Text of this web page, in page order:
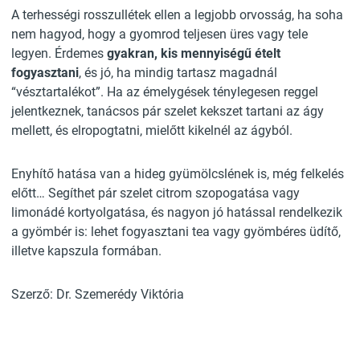
A terhességi rosszullétek ellen a legjobb orvosság, ha soha
nem hagyod, hogy a gyomrod teljesen üres vagy tele
legyen. Érdemes gyakran, kis mennyiségű ételt
fogyasztani, és jó, ha mindig tartasz magadnál
“vésztartalékot”. Ha az émelygések ténylegesen reggel
jelentkeznek, tanácsos pár szelet kekszet tartani az ágy
mellett, és elropogtatni, mielőtt kikelnél az ágyból.
Enyhítő hatása van a hideg gyümölcslének is, még felkelés
előtt… Segíthet pár szelet citrom szopogatása vagy
limonádé kortyolgatása, és nagyon jó hatással rendelkezik
a gyömbér is: lehet fogyasztani tea vagy gyömbéres üdítő,
illetve kapszula formában.
Szerző: Dr. Szemerédy Viktória